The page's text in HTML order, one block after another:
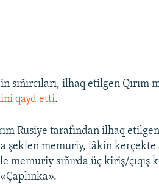
sıñırcıları, ilhaq etilgen Qırım
qayd etti.
Rusiye tarafından ilhaq
şeklen memuriy, lâkin kerçekte
memuriy sıñırda üç kiriş/çıqış